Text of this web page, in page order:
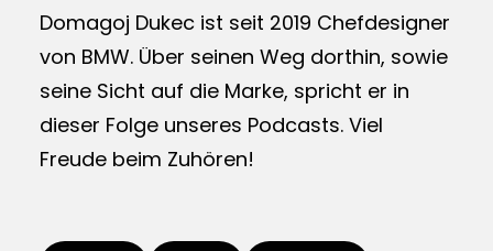
Domagoj Dukec ist seit 2019 Chefdesigner
von BMW. Über seinen Weg dorthin, sowie
seine Sicht auf die Marke, spricht er in
dieser Folge unseres Podcasts. Viel
Freude beim Zuhören!